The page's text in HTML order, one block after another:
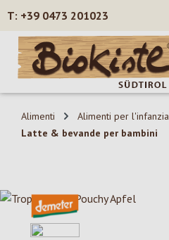
Passa al contenuto principale
+39 0473 201023
Alimenti
Alimenti per l'infanzia
Latte & bevande per bambini
Salta la galleria di immagini